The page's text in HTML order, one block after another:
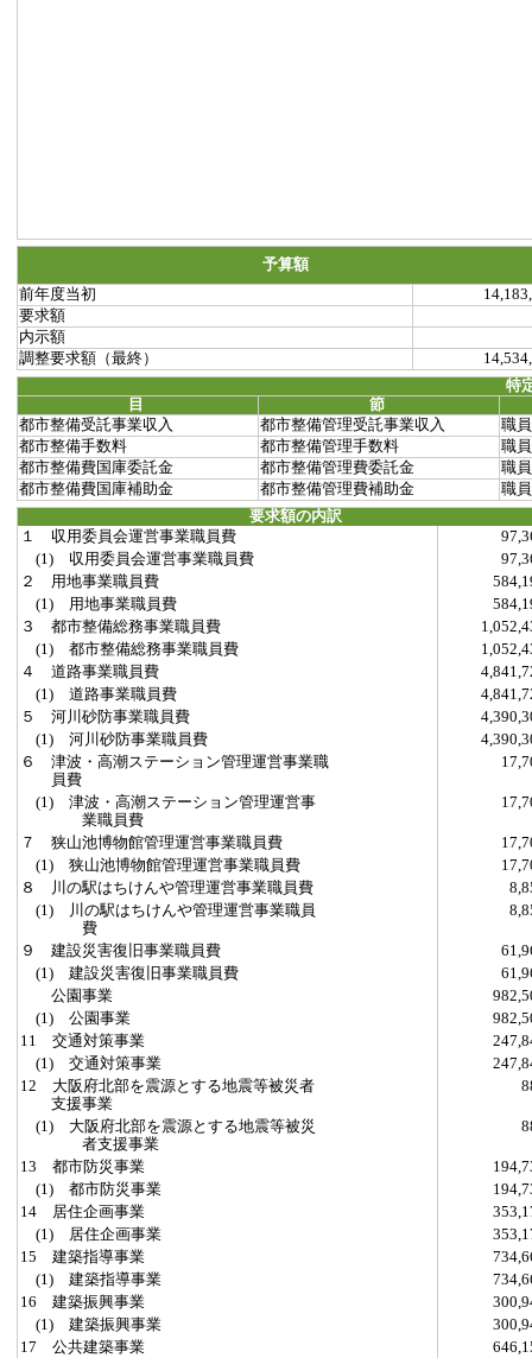
予算額
前年度当初
要求額
内示額
調整要求額（最終）
特
目
節
都市整備受託事業収入
都市整備管理受託事業収入
職
都市整備手数料
都市整備管理手数料
職
都市整備費国庫委託金
都市整備管理費委託金
職
都市整備費国庫補助金
都市整備管理費補助金
職
要求額の内訳
１ 収用委員会運営事業職員費
(1) 収用委員会運営事業職員費
２ 用地事業職員費
(1) 用地事業職員費
３ 都市整備総務事業職員費
(1) 都市整備総務事業職員費
４ 道路事業職員費
(1) 道路事業職員費
５ 河川砂防事業職員費
(1) 河川砂防事業職員費
６ 津波・高潮ステーション管理運営事業職
員費
(1) 津波・高潮ステーション管理運営事
業職員費
７ 狭山池博物館管理運営事業職員費
(1) 狭山池博物館管理運営事業職員費
８ 川の駅はちけんや管理運営事業職員費
(1) 川の駅はちけんや管理運営事業職員
費
９ 建設災害復旧事業職員費
(1) 建設災害復旧事業職員費
公園事業
(1) 公園事業
11 交通対策事業
(1) 交通対策事業
12 大阪府北部を震源とする地震等被災者
支援事業
(1) 大阪府北部を震源とする地震等被災
者支援事業
13 都市防災事業
(1) 都市防災事業
14 居住企画事業
(1) 居住企画事業
15 建築指導事業
(1) 建築指導事業
16 建築振興事業
(1) 建築振興事業
17 公共建築事業